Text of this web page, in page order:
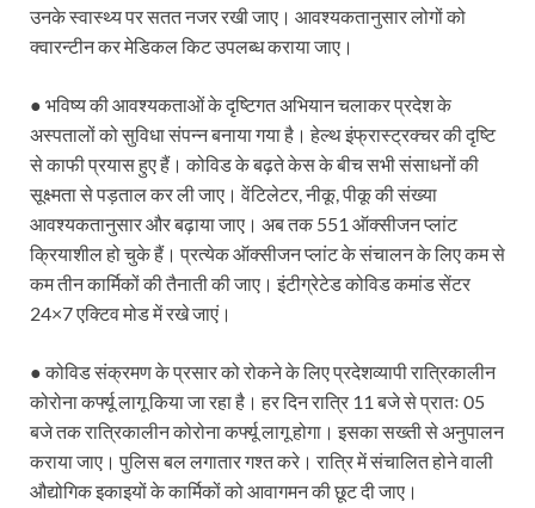
New haryana Industrial Policy: मुख्यमंत्री नायब सिंह
पीएम मोदी के संबोधन की बड़ी बातें
Modern Composite Sleepers: एआई की मदद से ट्रैक
Char Dham Yatra Action Plan: चारधाम यात्रा-
Katra Banihal Special Train: कटरा – बनिहाल के
Aerial Survey: सीएम योगी के निर्देश पर उप मुख्यमंत्री व
Big Blueprint for Bastar: बस्तर के लिए बड़ा ब्लूप्रिंट:
Bhartendu Natya Akadami: मुख्यमंत्री ने देखी ‘आनंद
Women E Rickshaw Pilots: यूपी में तैयार हो रही
उनके स्वास्थ्य पर सतत नजर रखी जाए। आवश्यकतानुसार लोगों को
क्वारन्टीन कर मेडिकल किट उपलब्ध कराया जाए।
● भविष्य की आवश्यकताओं के दृष्टिगत अभियान चलाकर प्रदेश के
अस्पतालों को सुविधा संपन्न बनाया गया है। हेल्थ इंफ्रास्ट्रक्चर की दृष्टि
से काफी प्रयास हुए हैं। कोविड के बढ़ते केस के बीच सभी संसाधनों की
सूक्ष्मता से पड़ताल कर ली जाए। वेंटिलेटर, नीकू, पीकू की संख्या
आवश्यकतानुसार और बढ़ाया जाए। अब तक 551 ऑक्सीजन प्लांट
क्रियाशील हो चुके हैं। प्रत्येक ऑक्सीजन प्लांट के संचालन के लिए कम से
कम तीन कार्मिकों की तैनाती की जाए। इंटीग्रेटेड कोविड कमांड सेंटर
24×7 एक्टिव मोड में रखे जाएं।
● कोविड संक्रमण के प्रसार को रोकने के लिए प्रदेशव्यापी रात्रिकालीन
कोरोना कर्फ्यू लागू किया जा रहा है। हर दिन रात्रि 11 बजे से प्रातः 05
बजे तक रात्रिकालीन कोरोना कर्फ्यू लागू होगा। इसका सख्ती से अनुपालन
कराया जाए। पुलिस बल लगातार गश्त करे। रात्रि में संचालित होने वाली
औद्योगिक इकाइयों के कार्मिकों को आवागमन की छूट दी जाए।